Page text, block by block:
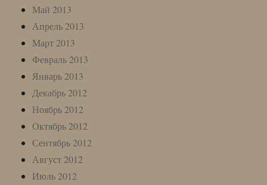
Май 2013
Апрель 2013
Март 2013
Февраль 2013
Январь 2013
Декабрь 2012
Ноябрь 2012
Октябрь 2012
Сентябрь 2012
Август 2012
Июль 2012